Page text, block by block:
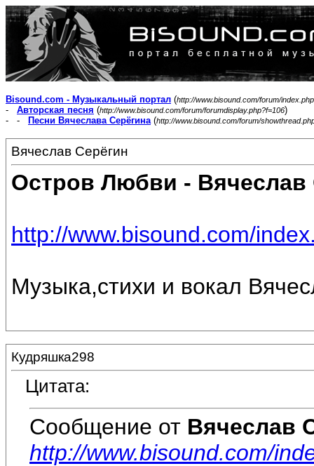
Bisound.com - Музыкальный портал (http://www.bisound.com/forum/index.php
- Авторская песня (http://www.bisound.com/forum/forumdisplay.php?f=106)
- -
Песни Вячеслава Серёгина(http://www.bisound.com/forum/
Вячеслав Серёгин
Остров Любви - Вячеслав
http://www.bisound.com/
Музыка,стихи и вокал
Кудряшка298
Цитата:
Сообщение от Вячеслав
http://www.bisound.com/